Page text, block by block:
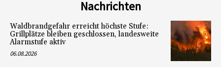
Nachrichten
Waldbrandgefahr erreicht höchste Stufe:
Grillplätze bleiben geschlossen, landesweite
Alarmstufe aktiv
06.08.2026